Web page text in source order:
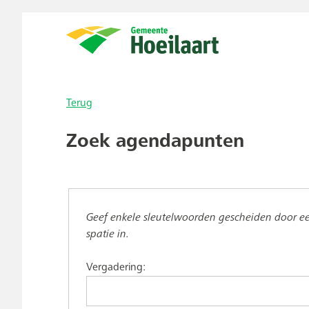
Terug
Zoek agendapunten
Geef enkele sleutelwoorden gescheiden door
spatie in.
Vergadering: